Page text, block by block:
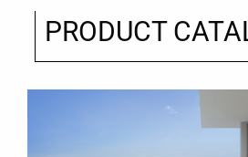
PRODUCT